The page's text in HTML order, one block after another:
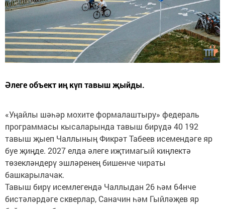
Әлеге объект иң күп тавыш җыйды.
«Уңайлы шәһәр мохите формалаштыру» федераль
программасы кысаларында тавыш бирүдә 40 192
тавыш җыеп Чаллының Фикрәт Табеев исемендәге яр
буе җиңде. 2027 елда әлеге иҗтимагый киңлектә
төзекләндерү эшләренең бишенче чираты
башкарылачак.
Тавыш бирү исемлегендә Чаллыдан 26 һәм 64нче
бистәләрдәге скверлар, Саначин һәм Гыйләҗев яр